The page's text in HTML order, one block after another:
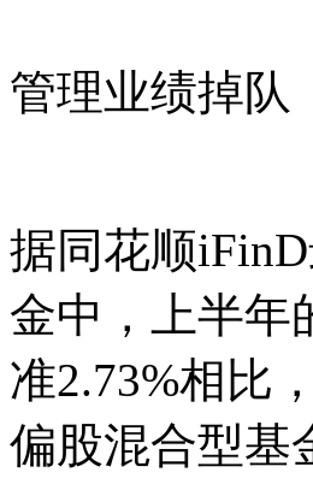
管理业绩掉队
据同花顺
金中，上半年
准2.73%相比
偏股混合型基